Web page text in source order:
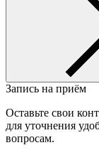
Запись на приём
Оставьте свои
для уточнения
вопросам.